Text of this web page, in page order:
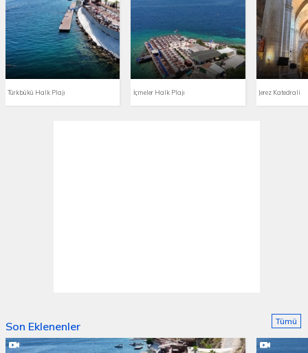
Türkbükü Halk Plajı İçmeler Halk Plajı Jerez Katedrali
Son Eklenenler Tümü